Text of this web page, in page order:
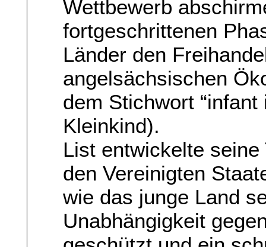
Wettbewerb
fortgeschrittenen
Länder den
angelsächsischen
dem Stichwort
Kleinkind).
List entwickelte
den Vereinigten
wie das junge Land
Unabhängigkeit